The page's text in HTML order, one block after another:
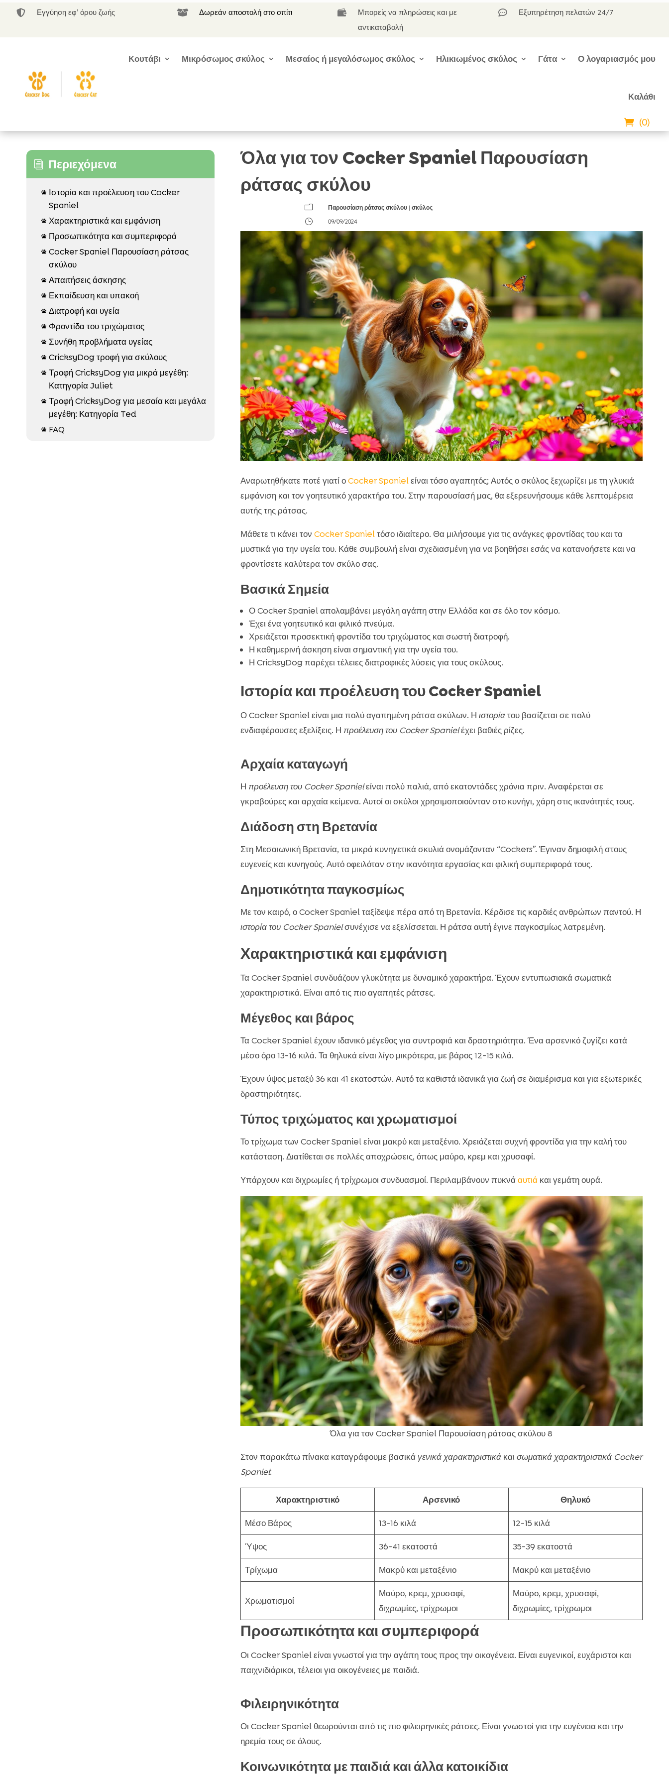
 Εγγύηση εφ’ όρου ζωής  Δωρεάν αποστολή στο σπίτι 
Μπορείς να πληρώσεις και με
αντικαταβολή
 Εξυπηρέτηση πελατών 24/7
Κουτάβι Μικρόσωμος σκύλος Μεσαίος ή μεγαλόσωμος σκύλος Ηλικιωμένος σκύλος Γάτα Ο λογαριασμός μου
Καλάθι
(0)
i Περιεχόμενα

Ιστορία και προέλευση του Cocker
Spaniel
 Χαρακτηριστικά και εμφάνιση
 Προσωπικότητα και συμπεριφορά
 Cocker Spaniel Παρουσίαση ράτσας
σκύλου
 Απαιτήσεις άσκησης
 Εκπαίδευση και υπακοή
 Διατροφή και υγεία
 Φροντίδα του τριχώματος
 Συνήθη προβλήματα υγείας
 CricksyDog τροφή για σκύλους
 Τροφή CricksyDog για μικρά μεγέθη:
Κατηγορία Juliet
 Τροφή CricksyDog για μεσαία και μεγάλα
μεγέθη: Κατηγορία Ted
 FAQ
Όλα για τον Cocker Spaniel Παρουσίαση
ράτσας σκύλου
m Παρουσίαση ράτσας σκύλου|σκύλος
}
09/09/2024
Αναρωτηθήκατε ποτέ γιατί οCocker Spanielείναι τόσο αγαπητός; Αυτός ο σκύλος ξεχωρίζει με τη γλυκιά
εμφάνιση και τον γοητευτικό χαρακτήρα του. Στην παρουσίασή μας, θα εξερευνήσουμε κάθε λεπτομέρεια
αυτής της ράτσας.
Μάθετε τι κάνει τον Cocker Spanielτόσο ιδιαίτερο. Θα μιλήσουμε για τις ανάγκες φροντίδας του και τα
μυστικά για την υγεία του. Κάθε συμβουλή είναι σχεδιασμένη για να βοηθήσει εσάς να κατανοήσετε και να
φροντίσετε καλύτερα τον σκύλο σας.
Βασικά Σημεία
Ο Cocker Spaniel απολαμβάνει μεγάλη αγάπη στην Ελλάδα και σε όλο τον κόσμο.
Έχει ένα γοητευτικό και φιλικό πνεύμα.
Χρειάζεται προσεκτική φροντίδα του τριχώματος και σωστή διατροφή.
Η καθημερινή άσκηση είναι σημαντική για την υγεία του.
Η CricksyDog παρέχει τέλειες διατροφικές λύσεις για τους σκύλους.
Ιστορία και προέλευση του Cocker Spaniel
Ο Cocker Spaniel είναι μια πολύ αγαπημένη ράτσα σκύλων. Η ιστορίατου βασίζεται σε πολύ
ενδιαφέρουσες εξελίξεις. Η προέλευση του Cocker Spanielέχει βαθιές ρίζες.
Αρχαία καταγωγή
Η προέλευση του Cocker Spanielείναι πολύ παλιά, από εκατοντάδες χρόνια πριν. Αναφέρεται σε
γκραβούρες και αρχαία κείμενα. Αυτοί οι σκύλοι χρησιμοποιούνταν στο κυνήγι, χάρη στις ικανότητές τους.
Διάδοση στη Βρετανία
Στη Μεσαιωνική Βρετανία, τα μικρά κυνηγετικά σκυλιά ονομάζονταν “Cockers”. Έγιναν δημοφιλή στους
ευγενείς και κυνηγούς. Αυτό οφειλόταν στην ικανότητα εργασίας και φιλική συμπεριφορά τους.
Δημοτικότητα παγκοσμίως
Με τον καιρό, ο Cocker Spaniel ταξίδεψε πέρα από τη Βρετανία. Κέρδισε τις καρδιές ανθρώπων παντού. Η
ιστορία του Cocker Spanielσυνέχισε να εξελίσσεται. Η ράτσα αυτή έγινε παγκοσμίως λατρεμένη.
Χαρακτηριστικά και εμφάνιση
Τα Cocker Spaniel συνδυάζουν γλυκύτητα με δυναμικό χαρακτήρα. Έχουν εντυπωσιακά σωματικά
χαρακτηριστικά. Είναι από τις πιο αγαπητές ράτσες.
Μέγεθος και βάρος
Τα Cocker Spaniel έχουν ιδανικό μέγεθος για συντροφιά και δραστηριότητα. Ένα αρσενικό ζυγίζει κατά
μέσο όρο 13-16 κιλά. Τα θηλυκά είναι λίγο μικρότερα, με βάρος 12-15 κιλά.
Έχουν ύψος μεταξύ 36 και 41 εκατοστών. Αυτό τα καθιστά ιδανικά για ζωή σε διαμέρισμα και για εξωτερικές
δραστηριότητες.
Τύπος τριχώματος και χρωματισμοί
Το τρίχωμα των Cocker Spaniel είναι μακρύ και μεταξένιο. Χρειάζεται συχνή φροντίδα για την καλή του
κατάσταση. Διατίθεται σε πολλές αποχρώσεις, όπως μαύρο, κρεμ και χρυσαφί.
Υπάρχουν και διχρωμίες ή τρίχρωμοι συνδυασμοί. Περιλαμβάνουν πυκνάαυτιάκαι γεμάτη ουρά.
Όλα για τον Cocker Spaniel Παρουσίαση ράτσας σκύλου 8
Στον παρακάτω πίνακα καταγράφουμε βασικά γενικά χαρακτηριστικάκαι σωματικά χαρακτηριστικά Cocker
Spaniel:
Χαρακτηριστικό Αρσενικό Θηλυκό
Μέσο Βάρος 13-16 κιλά 12-15 κιλά
Ύψος 36-41 εκατοστά 35-39 εκατοστά
Τρίχωμα Μακρύ και μεταξένιο Μακρύ και μεταξένιο
Χρωματισμοί
Μαύρο, κρεμ, χρυσαφί,
διχρωμίες, τρίχρωμοι
Μαύρο, κρεμ, χρυσαφί,
διχρωμίες, τρίχρωμοι
Προσωπικότητα και συμπεριφορά
Οι Cocker Spaniel είναι γνωστοί για την αγάπη τους προς την οικογένεια. Είναι ευγενικοί, ευχάριστοι και
παιχνιδιάρικοι, τέλειοι για οικογένειες με παιδιά.
Φιλειρηνικότητα
Οι Cocker Spaniel θεωρούνται από τις πιο φιλειρηνικές ράτσες. Είναι γνωστοί για την ευγένεια και την
ηρεμία τους σε όλους.
Κοινωνικότητα με παιδιά και άλλα κατοικίδια